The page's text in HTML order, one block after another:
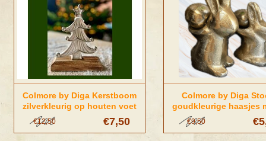
Colmore by Diga Kerstboom
zilverkleurig op houten voet
€7,50
€12,50
Colmore by Diga
goudkleurige haasjes
€9,50